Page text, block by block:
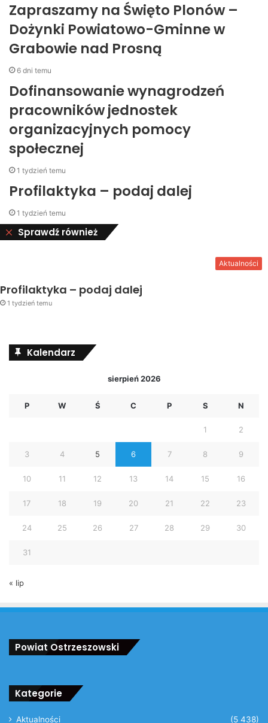
Zapraszamy na Święto Plonów –
Dożynki Powiatowo-Gminne w
Grabowie nad Prosną
6 dni temu
Dofinansowanie wynagrodzeń
pracowników jednostek
organizacyjnych pomocy
społecznej
1 tydzień temu
Profilaktyka – podaj dalej
1 tydzień temu
Sprawdź również
Close
Aktualności
Profilaktyka – podaj dalej
1 tydzień temu
Kalendarz
sierpień 2026
P W Ś C P S N
1 2
3 4 5 6 7 8 9
10 11 12 13 14 15 16
17 18 19 20 21 22 23
24 25 26 27 28 29 30
31
« lip
Powiat Ostrzeszowski
Kategorie
Aktualności
(5 438)